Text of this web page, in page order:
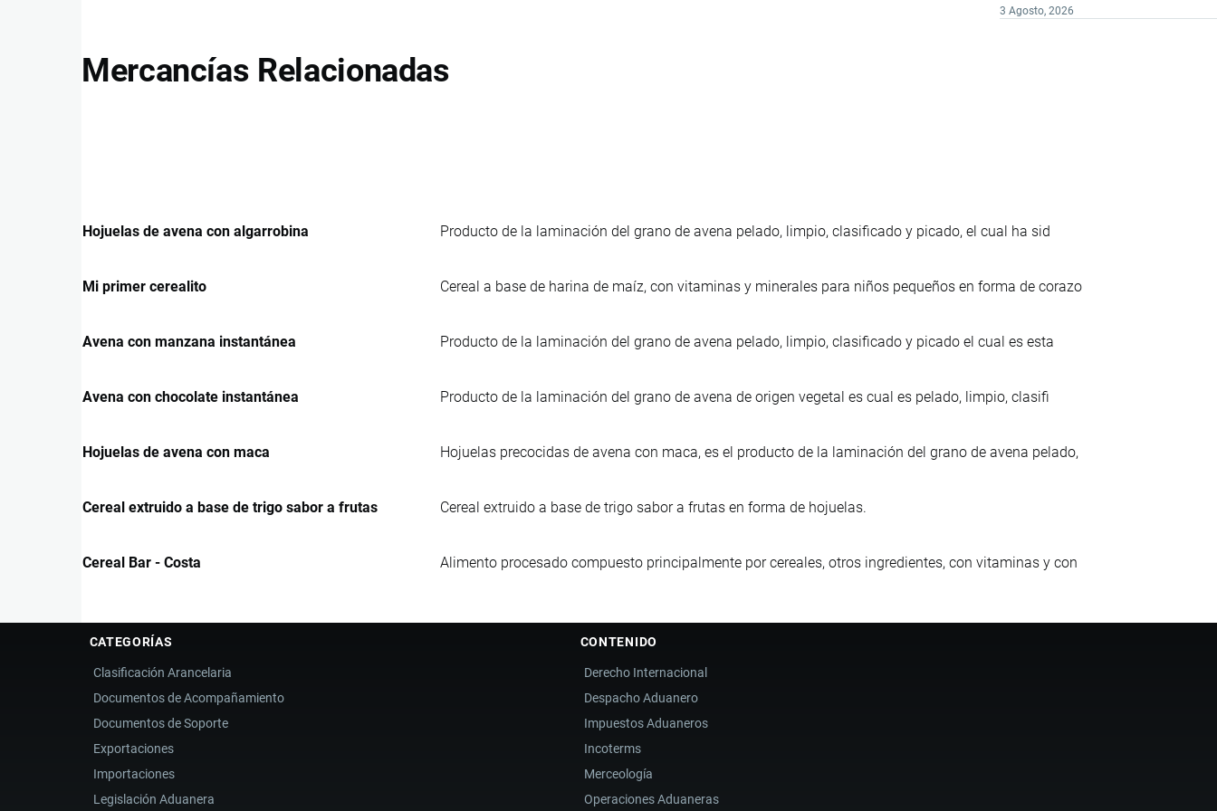
3 Agosto, 2026
Mercancías Relacionadas
Hojuelas de avena con algarrobina Producto de la laminación del grano de avena pelado, limpio, clasificado y picado, el cual ha sid
Mi primer cerealito Cereal a base de harina de maíz, con vitaminas y minerales para niños pequeños en forma de corazo
Avena con manzana instantánea Producto de la laminación del grano de avena pelado, limpio, clasificado y picado el cual es esta
Avena con chocolate instantánea Producto de la laminación del grano de avena de origen vegetal es cual es pelado, limpio, clasifi
Hojuelas de avena con maca Hojuelas precocidas de avena con maca, es el producto de la laminación del grano de avena pelado,
Cereal extruido a base de trigo sabor a frutas Cereal extruido a base de trigo sabor a frutas en forma de hojuelas.
Cereal Bar - Costa Alimento procesado compuesto principalmente por cereales, otros ingredientes, con vitaminas y con
CATEGORÍAS
Clasificación Arancelaria
Documentos de Acompañamiento
Documentos de Soporte
Exportaciones
Importaciones
Legislación Aduanera
CONTENIDO
Derecho Internacional
Despacho Aduanero
Impuestos Aduaneros
Incoterms
Merceología
Operaciones Aduaneras